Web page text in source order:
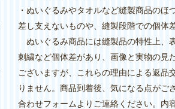
・ぬいぐるみやタオルなど縫製商品のほ
差し支えないものや、縫製段階での個体差
ぬいぐるみ商品には縫製品の特性上、
刺繍など個体差があり、画像と実物の見
ございますが、これらの理由による返品
りません。商品到着後、気になる点がご
合わせフォームよりご連絡ください。内